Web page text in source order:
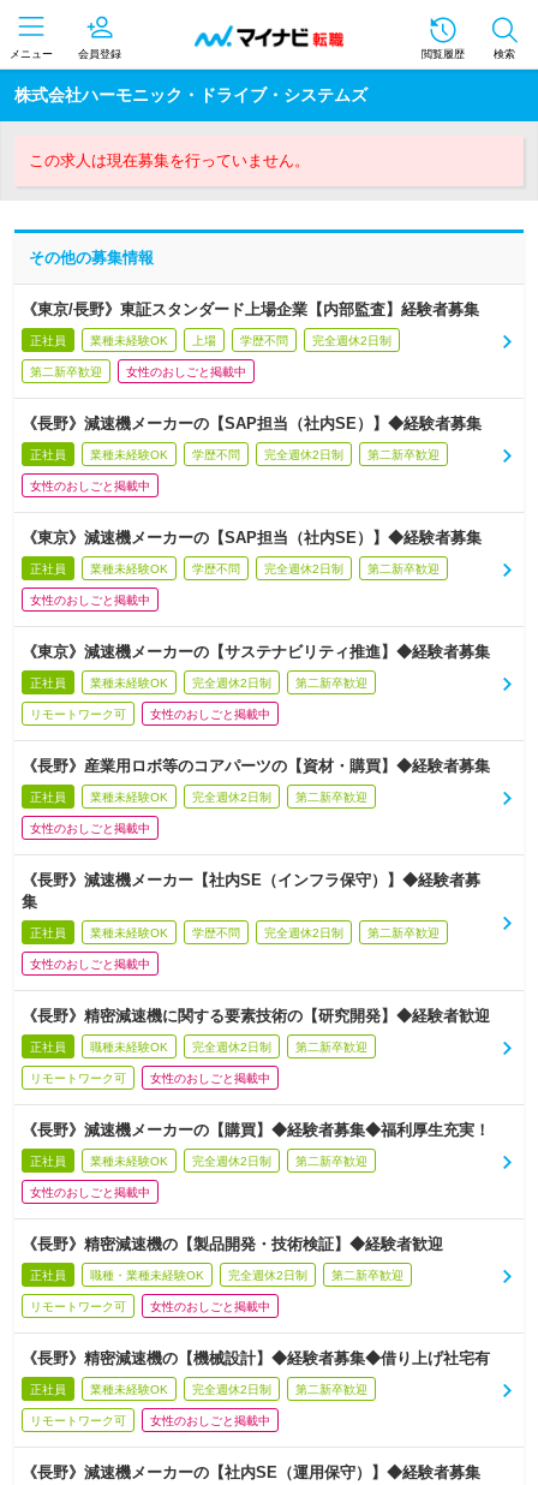
メニュー 会員登録 閲覧履歴 検索
株式会社ハーモニック・ドライブ・システムズ
この求人は現在募集を行っていません。
その他の募集情報
《東京/長野》東証スタンダード上場企業【内部監査】経験者募集
正社員 業種未経験OK 上場 学歴不問 完全週休2日制
第二新卒歓迎 女性のおしごと掲載中
《長野》減速機メーカーの【SAP担当（社内SE）】◆経験者募集
正社員 業種未経験OK 学歴不問 完全週休2日制 第二新卒歓迎
女性のおしごと掲載中
《東京》減速機メーカーの【SAP担当（社内SE）】◆経験者募集
正社員 業種未経験OK 学歴不問 完全週休2日制 第二新卒歓迎
女性のおしごと掲載中
《東京》減速機メーカーの【サステナビリティ推進】◆経験者募集
正社員 業種未経験OK 完全週休2日制 第二新卒歓迎
リモートワーク可 女性のおしごと掲載中
《長野》産業用ロボ等のコアパーツの【資材・購買】◆経験者募集
正社員 業種未経験OK 完全週休2日制 第二新卒歓迎
女性のおしごと掲載中
《長野》減速機メーカー【社内SE（インフラ保守）】◆経験者募
集
正社員 業種未経験OK 学歴不問 完全週休2日制 第二新卒歓迎
女性のおしごと掲載中
《長野》精密減速機に関する要素技術の【研究開発】◆経験者歓迎
正社員 職種未経験OK 完全週休2日制 第二新卒歓迎
リモートワーク可 女性のおしごと掲載中
《長野》減速機メーカーの【購買】◆経験者募集◆福利厚生充実！
正社員 業種未経験OK 完全週休2日制 第二新卒歓迎
女性のおしごと掲載中
《長野》精密減速機の【製品開発・技術検証】◆経験者歓迎
正社員 職種・業種未経験OK 完全週休2日制 第二新卒歓迎
リモートワーク可 女性のおしごと掲載中
《長野》精密減速機の【機械設計】◆経験者募集◆借り上げ社宅有
正社員 業種未経験OK 完全週休2日制 第二新卒歓迎
リモートワーク可 女性のおしごと掲載中
《長野》減速機メーカーの【社内SE（運用保守）】◆経験者募集